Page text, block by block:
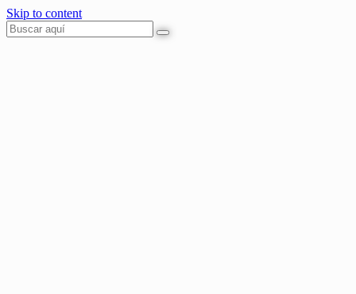
Skip to content